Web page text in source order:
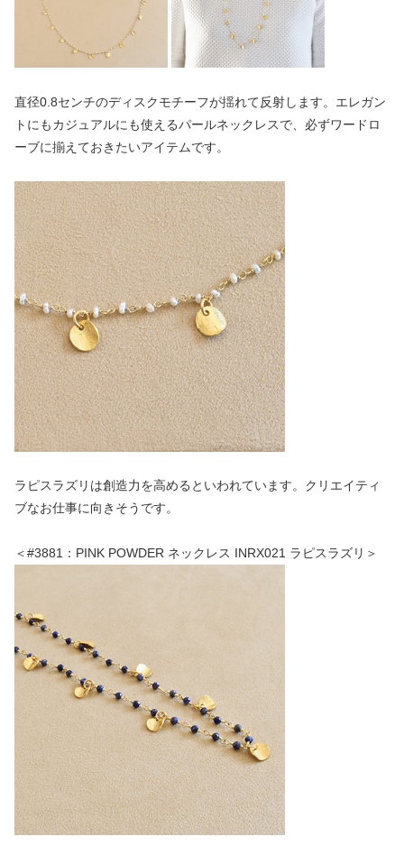
直径0.8センチのディスクモチーフが揺れて反射します。エレガン
トにもカジュアルにも使えるパールネックレスで、必ずワードロ
ーブに揃えておきたいアイテムです。
ラピスラズリは創造力を高めるといわれています。クリエイティ
ブなお仕事に向きそうです。
＜#3881：PINK POWDER ネックレス INRX021 ラピスラズリ＞